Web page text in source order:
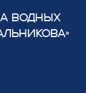
ВОДНЫХ